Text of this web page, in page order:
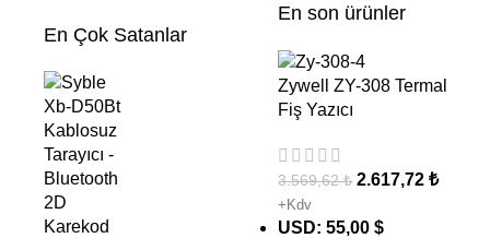
En Çok Satanlar
En son ürünler
Zywell ZY-308 Termal
Fiş Yazıcı
3.569,62₺ 2.617,72₺
+Kdv
USD:55,00 $